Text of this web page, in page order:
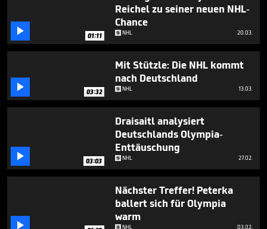
 01:11
Reichel zu seiner neuen NHL-
Chance
NHL 20.03.
 03:32
Mit Stützle: Die NHL kommt
nach Deutschland
NHL 13.03.
 03:03
Draisaitl analysiert
Deutschlands Olympia-
Enttäuschung
NHL 27.02.

Nächster Treffer! Peterka
ballert sich für Olympia
warm
NHL 03.02.